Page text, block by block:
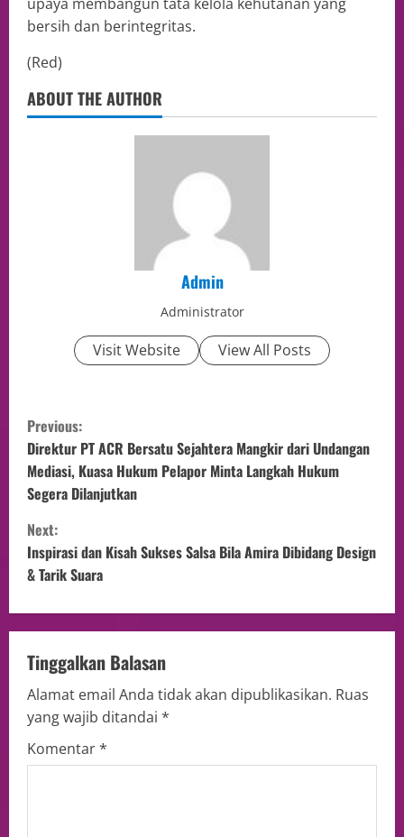
bersih dan berintegritas.
(Red)
ABOUT THE AUTHOR
Admin
Administrator
Visit Website View All Posts
Previous:
Direktur PT ACR Bersatu Sejahtera Mangkir dari Undangan
Mediasi, Kuasa Hukum Pelapor Minta Langkah Hukum
Segera Dilanjutkan
Next:
Inspirasi dan Kisah Sukses Salsa Bila Amira Dibidang Design
& Tarik Suara
Tinggalkan Balasan
Alamat email Anda tidak akan dipublikasikan. Ruas
yang wajib ditandai *
Komentar*